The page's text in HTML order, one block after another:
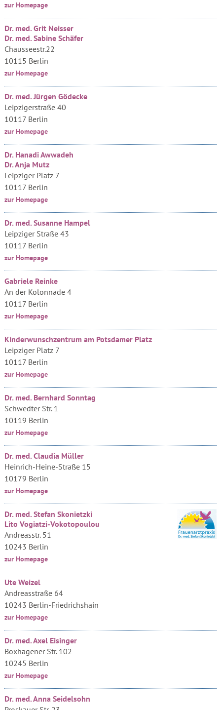
zur Homepage
Dr. med. Grit Neisser
Dr. med. Sabine Schäfer
Chausseestr.22
10115 Berlin
zur Homepage
Dr. med. Jürgen Gödecke
Leipzigerstraße 40
10117 Berlin
zur Homepage
Dr. Hanadi Awwadeh
Dr. Anja Mutz
Leipziger Platz 7
10117 Berlin
zur Homepage
Dr. med. Susanne Hampel
Leipziger Straße 43
10117 Berlin
zur Homepage
Gabriele Reinke
An der Kolonnade 4
10117 Berlin
zur Homepage
Kinderwunschzentrum am Potsdamer Platz
Leipziger Platz 7
10117 Berlin
zur Homepage
Dr. med. Bernhard Sonntag
Schwedter Str. 1
10119 Berlin
zur Homepage
Dr. med. Claudia Müller
Heinrich-Heine-Straße 15
10179 Berlin
zur Homepage
Dr. med. Stefan Skonietzki
Lito Vogiatzi-Vokotopoulou
Andreasstr. 51
10243 Berlin
zur Homepage
Ute Weizel
Andreasstraße 64
10243 Berlin-Friedrichshain
zur Homepage
Dr. med. Axel Eisinger
Boxhagener Str. 102
10245 Berlin
zur Homepage
Dr. med. Anna Seidelsohn